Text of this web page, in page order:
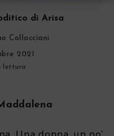
di Arisa
Collacciani
2021
lettura